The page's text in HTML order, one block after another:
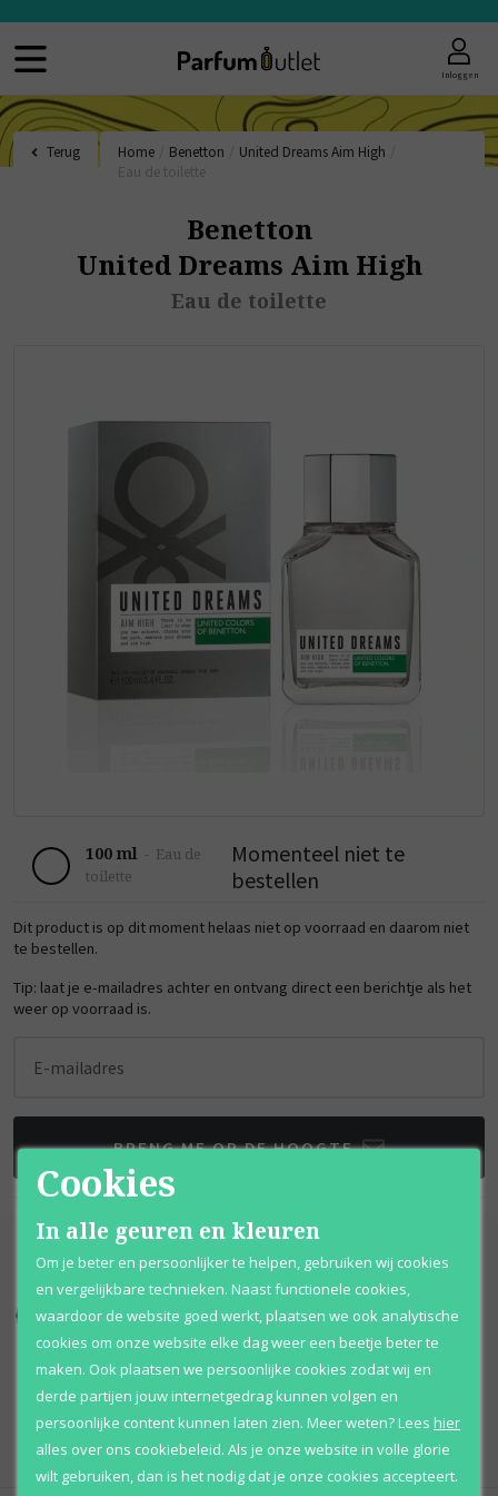
Inloggen
Terug Home Benetton United Dreams Aim High
Benetton
United Dreams Aim High
Eau de toilette
100 ml - Eau de
toilette
Momenteel niet te
bestellen
Dit product is op dit moment helaas niet op voorraad en daarom niet
te bestellen.
Tip: laat je e-mailadres achter en ontvang direct een berichtje als het
weer op voorraad is.
E-mailadres
BRENG ME OP DE HOOGTE
Kortingen tot wel 70% Al 12 jaar voordelig
100% originele parfums Afhalen mogelijk
Qshops Keurmerk
Cookies
In alle geuren en kleuren
Om je beter en persoonlijker te helpen, gebruiken wij cookies
en vergelijkbare technieken. Naast functionele cookies,
waardoor de website goed werkt, plaatsen we ook analytische
cookies om onze website elke dag weer een beetje beter te
maken. Ook plaatsen we persoonlijke cookies zodat wij en
derde partijen jouw internetgedrag kunnen volgen en
persoonlijke content kunnen laten zien. Meer weten?Lees hier
alles over ons cookiebeleid. Als je onze website in volle glorie
wilt gebruiken, dan is het nodig dat je onze cookies accepteert.